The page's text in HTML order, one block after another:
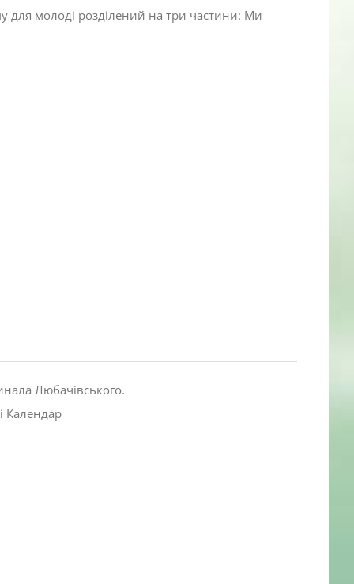
для молоді розділений на три частини: Ми
Любачівського.
Календар